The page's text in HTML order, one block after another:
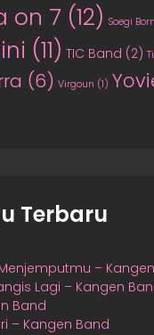
on 7 (12) Soegi
(11) TIC Band (2)
(6) Virgoun (1)
Terbaru
–
Lagi – Kangen
Band
– Kangen Band